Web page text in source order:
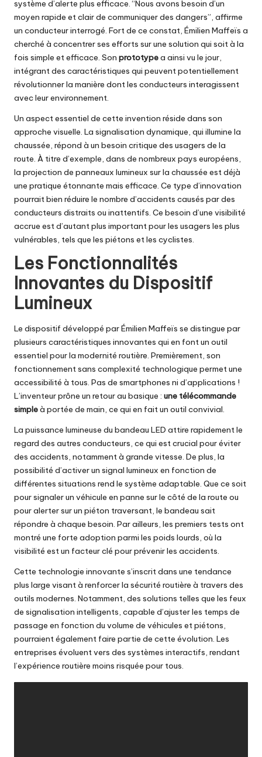
système d’alerte plus efficace. “Nous avons besoin d’un
moyen rapide et clair de communiquer des dangers”, affirme
un conducteur interrogé. Fort de ce constat, Émilien Maffeïs a
cherché à concentrer ses efforts sur une solution qui soit à la
fois simple et efficace. Son prototypea ainsi vu le jour,
intégrant des caractéristiques qui peuvent potentiellement
révolutionner la manière dont les conducteurs interagissent
avec leur environnement.
Un aspect essentiel de cette invention réside dans son
approche visuelle. La signalisation dynamique, qui illumine la
chaussée, répond à un besoin critique des usagers de la
route. À titre d’exemple, dans de nombreux pays européens,
la projection de panneaux lumineux sur la chaussée est déjà
une pratique étonnante mais efficace. Ce type d’innovation
pourrait bien réduire le nombre d’accidents causés par des
conducteurs distraits ou inattentifs. Ce besoin d’une visibilité
accrue est d’autant plus important pour les usagers les plus
vulnérables, tels que les piétons et les cyclistes.
Les Fonctionnalités
Innovantes du Dispositif
Lumineux
Le dispositif développé par Émilien Maffeïs se distingue par
plusieurs caractéristiques innovantes qui en font un outil
essentiel pour la modernité routière. Premièrement, son
fonctionnement sans complexité technologique permet une
accessibilité à tous. Pas de smartphones ni d’applications !
L’inventeur prône un retour au basique : une télécommande
simpleà portée de main, ce qui en fait un outil convivial.
La puissance lumineuse du bandeau LED attire rapidement le
regard des autres conducteurs, ce qui est crucial pour éviter
des accidents, notamment à grande vitesse. De plus, la
possibilité d’activer un signal lumineux en fonction de
différentes situations rend le système adaptable. Que ce soit
pour signaler un véhicule en panne sur le côté de la route ou
pour alerter sur un piéton traversant, le bandeau sait
répondre à chaque besoin. Par ailleurs, les premiers tests ont
montré une forte adoption parmi les poids lourds, où la
visibilité est un facteur clé pour prévenir les accidents.
Cette technologie innovante s’inscrit dans une tendance
plus large visant à renforcer la sécurité routière à travers des
outils modernes. Notamment, des solutions telles que les feux
de signalisation intelligents, capable d’ajuster les temps de
passage en fonction du volume de véhicules et piétons,
pourraient également faire partie de cette évolution. Les
entreprises évoluent vers des systèmes interactifs, rendant
l’expérience routière moins risquée pour tous.